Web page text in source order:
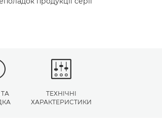
ТА
ТЕХНІЧНІ
ХАРАКТЕРИСТИКИ